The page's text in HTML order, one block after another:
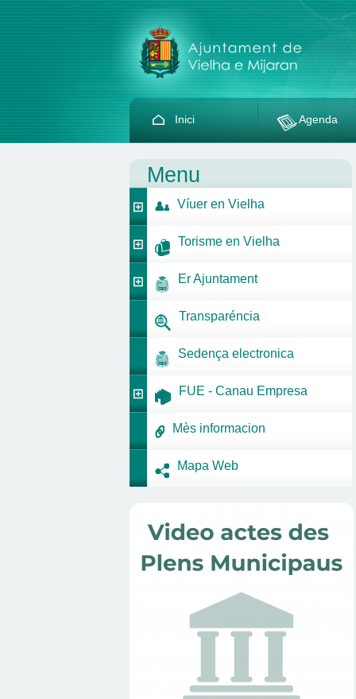
Inici Agenda
Menu
Víuer en Vielha
Torisme en Vielha
Er Ajuntament
Transparéncia
Sedença electronica
FUE - Canau Empresa
Mès informacion
Mapa Web